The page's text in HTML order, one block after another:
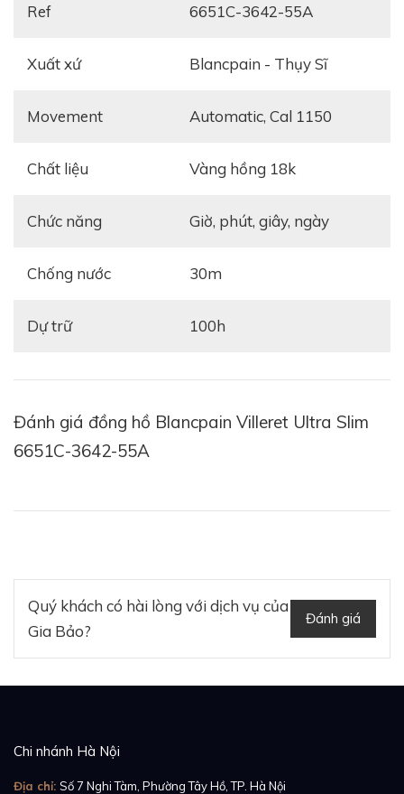
Ref 6651C-3642-55A
Xuất xứ Blancpain - Thụy Sĩ
Movement automatic, Cal 1150
Chất liệu vàng hồng 18k
Chức năng giờ, phút, giây, ngày
Chống nước 30m
Dự trữ 100h
Đánh giá đồng hồ Blancpain Villeret Ultra Slim
6651C-3642-55A
Quý khách có hài lòng với dịch vụ của
Gia Bảo?
Đánh giá
Chi nhánh Hà Nội
Địa chỉ: Số 7 Nghi Tàm, Phường Tây Hồ, TP. Hà Nội